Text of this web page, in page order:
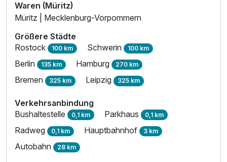
Suite Seeseite
Waren (Müritz)
Müritz | Mecklenburg-Vorpommern
Größere Städte
Rostock 100 km Schwerin 100 km
Berlin 135 km Hamburg 270 km
Bremen 325 km Leipzig 325 km
Verkehrsanbindung
Bushaltestelle 0,1 km Parkhaus 0,1 km
Radweg 0,1 km Hauptbahnhof 3 km
Autobahn 28 km